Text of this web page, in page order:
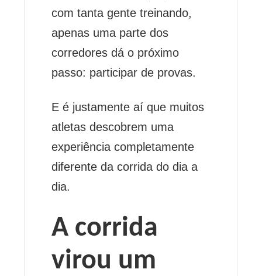
com tanta gente treinando,
apenas uma parte dos
corredores dá o próximo
passo: participar de provas.
E é justamente aí que muitos
atletas descobrem uma
experiência completamente
diferente da corrida do dia a
dia.
A corrida
virou um